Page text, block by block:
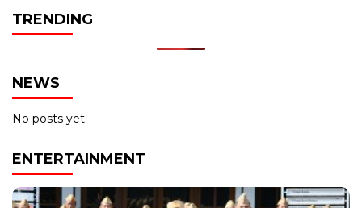
TRENDING
NEWS
No posts yet.
ENTERTAINMENT